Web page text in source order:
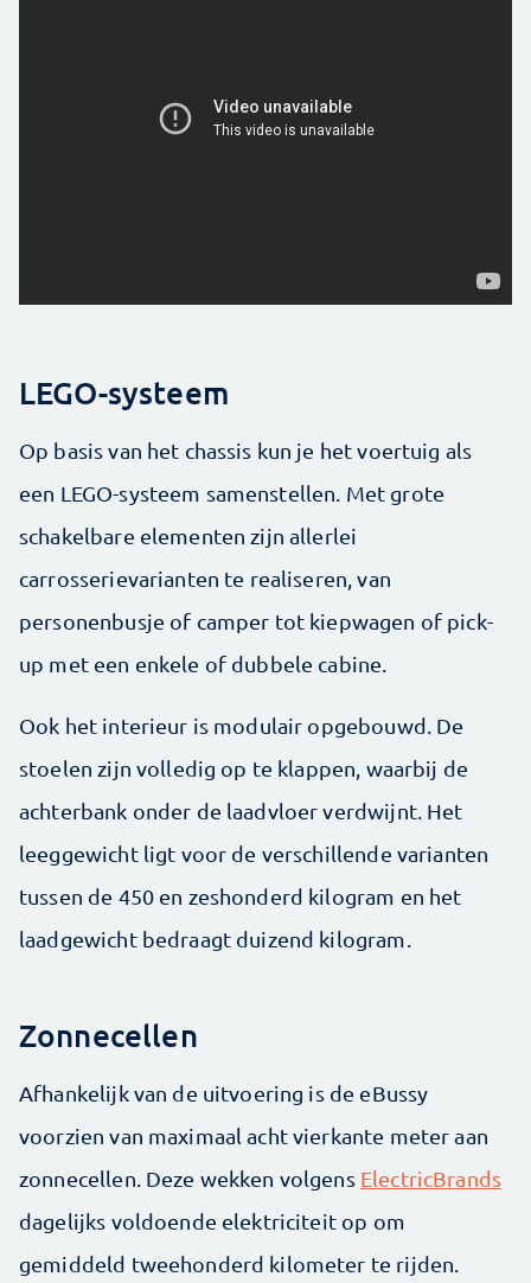
LEGO-systeem
Op basis van het chassis kun je het voertuig als
een LEGO-systeem samenstellen. Met grote
schakelbare elementen zijn allerlei
carrosserievarianten te realiseren, van
personenbusje of camper tot kiepwagen of pick-
up met een enkele of dubbele cabine.
Ook het interieur is modulair opgebouwd. De
stoelen zijn volledig op te klappen, waarbij de
achterbank onder de laadvloer verdwijnt. Het
leeggewicht ligt voor de verschillende varianten
tussen de 450 en zeshonderd kilogram en het
laadgewicht bedraagt duizend kilogram.
Zonnecellen
Afhankelijk van de uitvoering is de eBussy
voorzien van maximaal acht vierkante meter aan
zonnecellen. Deze wekken volgens ElectricBrands
dagelijks voldoende elektriciteit op om
gemiddeld tweehonderd kilometer te rijden.